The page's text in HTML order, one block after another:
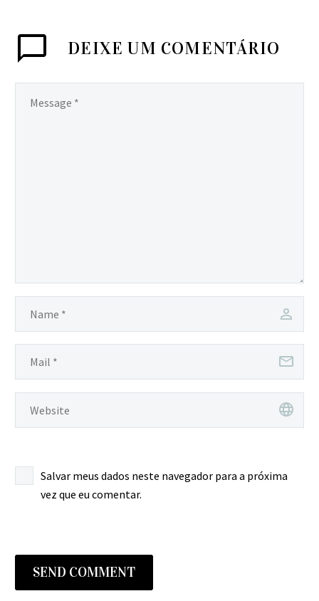
DEIXEUM COMENTÁRIO
Salvar meus dados neste navegador para a próxima
vez que eu comentar.
SEND COMMENT